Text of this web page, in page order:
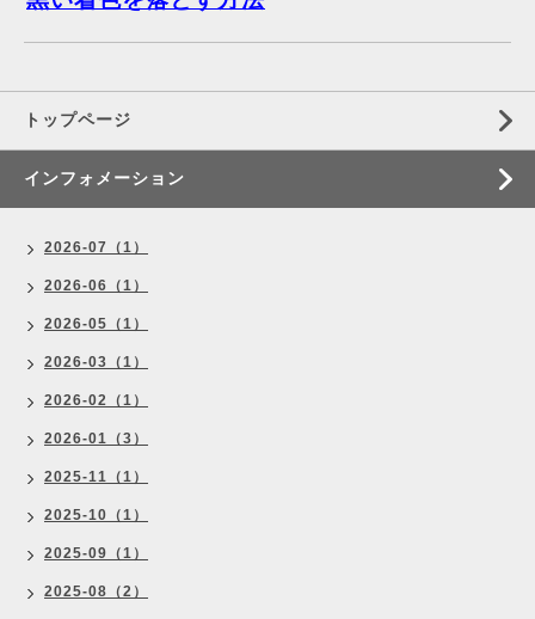
トップページ
インフォメーション
2026-07（1）
2026-06（1）
2026-05（1）
2026-03（1）
2026-02（1）
2026-01（3）
2025-11（1）
2025-10（1）
2025-09（1）
2025-08（2）